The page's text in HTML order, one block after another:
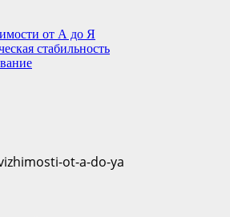
от А до Я
стабильность